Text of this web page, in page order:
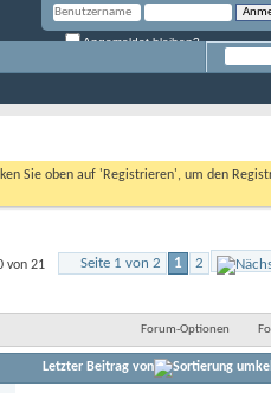
Angemeldet bleiben?
Sie oben auf 'Registrieren', um den
Seite 1 von 2 1 2
von 21
Forum-Optionen
Letzter Beitrag von